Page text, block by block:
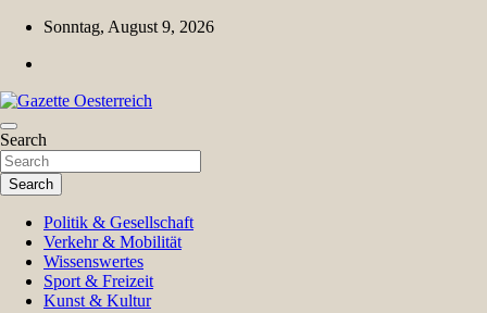
Skip
content
Sonntag, August 9, 2026
Gazette Oesterreich
Magazin für Freizeit, Politik, Kultur & Wissenschaft
Search
Search
Politik & Gesellschaft
Verkehr & Mobilität
Wissenswertes
Sport & Freizeit
Kunst & Kultur